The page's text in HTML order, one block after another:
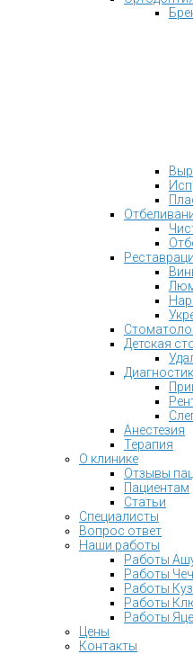
Детская
Анестезия
Терапия
О клинике
Отзывы
Пациентам
Статьи
Специалисты
Вопрос ответ
Наши работы
Работы
Работы
Работы
Работы
Работы
Цены
Контакты